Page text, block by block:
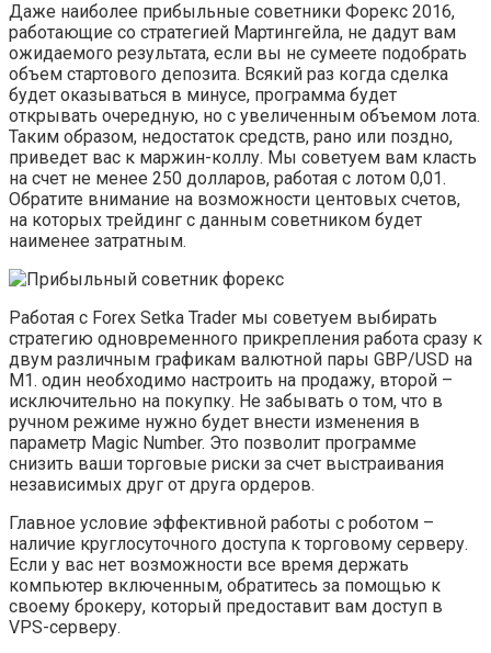
Даже наиболее прибыльные советники Форекс 2016,
работающие со стратегией Мартингейла, не дадут вам
ожидаемого результата, если вы не сумеете подобрать
объем стартового депозита. Всякий раз когда сделка
будет оказываться в минусе, программа будет
открывать очередную, но с увеличенным объемом лота.
Таким образом, недостаток средств, рано или поздно,
приведет вас к маржин-коллу. Мы советуем вам класть
на счет не менее 250 долларов, работая с лотом 0,01.
Обратите внимание на возможности центовых счетов,
на которых трейдинг с данным советником будет
наименее затратным.
Работая с Forex Setka Trader мы советуем выбирать
стратегию одновременного прикрепления работа сразу к
двум различным графикам валютной пары GBP/USD на
М1. один необходимо настроить на продажу, второй –
исключительно на покупку. Не забывать о том, что в
ручном режиме нужно будет внести изменения в
параметр Magic Number. Это позволит программе
снизить ваши торговые риски за счет выстраивания
независимых друг от друга ордеров.
Главное условие эффективной работы с роботом –
наличие круглосуточного доступа к торговому серверу.
Если у вас нет возможности все время держать
компьютер включенным, обратитесь за помощью к
своему брокеру, который предоставит вам доступ в
VPS-серверу.